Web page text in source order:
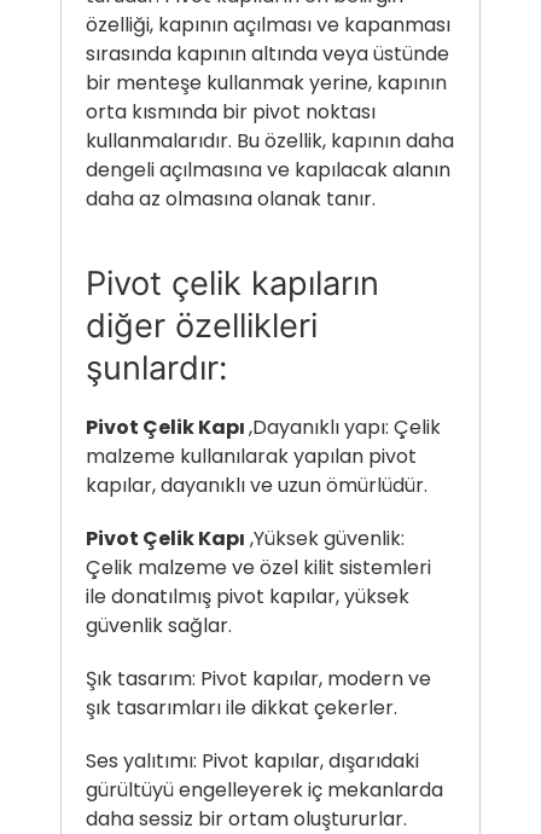
özelliği, kapının açılması ve kapanması
sırasında kapının altında veya üstünde
bir menteşe kullanmak yerine, kapının
orta kısmında bir pivot noktası
kullanmalarıdır. Bu özellik, kapının daha
dengeli açılmasına ve kapılacak alanın
daha az olmasına olanak tanır.
Pivot çelik kapıların
diğer özellikleri
şunlardır:
Pivot Çelik Kapı,Dayanıklı yapı: Çelik
malzeme kullanılarak yapılan pivot
kapılar, dayanıklı ve uzun ömürlüdür.
Pivot Çelik Kapı ,Yüksek güvenlik:
Çelik malzeme ve özel kilit sistemleri
ile donatılmış pivot kapılar, yüksek
güvenlik sağlar.
Şık tasarım: Pivot kapılar, modern ve
şık tasarımları ile dikkat çekerler.
Ses yalıtımı: Pivot kapılar, dışarıdaki
gürültüyü engelleyerek iç mekanlarda
daha sessiz bir ortam oluştururlar.